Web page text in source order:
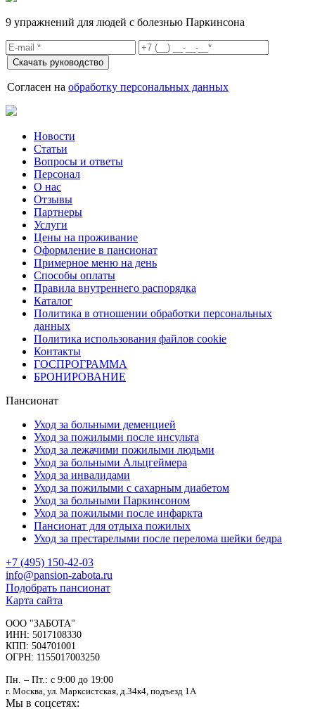
9 упражнений для людей с болезнью Паркинсона
Согласен на обработку персональных данных
Новости
Статьи
Вопросы и ответы
Персонал
О нас
Отзывы
Партнеры
Услуги
Цены на проживание
Оформление в пансионат
Примерное меню на день
Способы оплаты
Правила внутреннего распорядка
Каталог
Политика в отношении обработки персональных
данных
Политика использования файлов cookie
Контакты
ГОСПРОГРАММА
БРОНИРОВАНИЕ
Пансионат
Уход за больными деменцией
Уход за пожилыми после инсульта
Уход за лежачими пожилыми людьми
Уход за больными Альцгеймера
Уход за инвалидами
Уход за пожилыми с сахарным диабетом
Уход за больными Паркинсоном
Уход за пожилыми после инфаркта
Пансионат для отдыха пожилых
Уход за престарелыми после перелома шейки бедра
+7 (495) 150-42-03
info@pansion-zabota.ru
Подобрать пансионат
Карта сайта
ООО "ЗАБОТА"
ИНН: 5017108330
КПП: 504701001
ОГРН: 1155017003250
Пн. – Пт.: с 9:00 до 19:00
г. Москва, ул. Марксистская, д.34к4, подъезд 1А
Мы в соцсетях: